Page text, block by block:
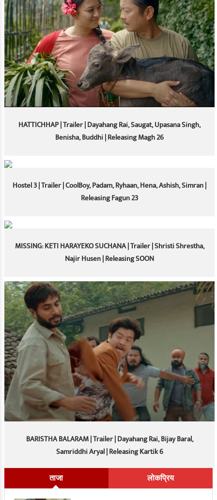
HATTICHHAP | Trailer | Dayahang Rai, Saugat, Upasana Singh,
Benisha, Buddhi | Releasing Magh 26
Hostel 3 | Trailer | CoolBoy, Padam, Ryhaan, Hena, Ashish, Simran |
Releasing Fagun 23
MISSING: KETI HARAYEKO SUCHANA | Trailer | Shristi Shrestha,
Najir Husen | Releasing SOON
BARISTHA BALARAM | Trailer | Dayahang Rai, Bijay Baral,
Samriddhi Aryal | Releasing Kartik 6
ताजा लोकप्रिय